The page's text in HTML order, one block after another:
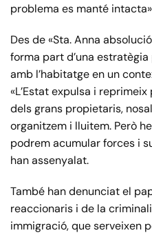
problema es manté
Des de «Sta. Anna
forma part d’una
amb l’habitatge en un
«L’Estat expulsa i
dels grans propietaris,
organitzem i lluitem. Però
podrem acumular forces i
han assenyalat.
També han denunciat el
reaccionaris i de la
immigració, que serveixen